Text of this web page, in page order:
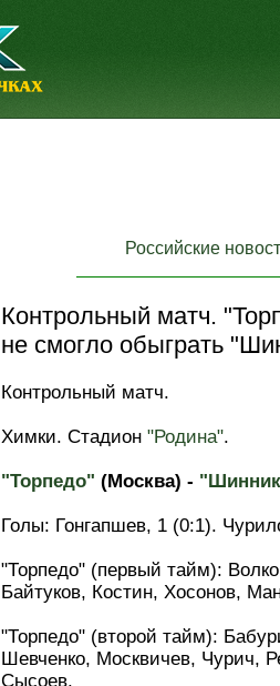
Российские
Контрольный матч.
не смогло обыграть
Контрольный матч.
Химки. Стадион "Родина".
"Торпедо" (Москва) -
Голы: Гонгапшев, 1 (0:1).
"Торпедо" (первый тайм):
Байтуков, Костин, Хосонов,
"Торпедо" (второй тайм):
Шевченко, Москвичев, Чурич,
Сысоев.